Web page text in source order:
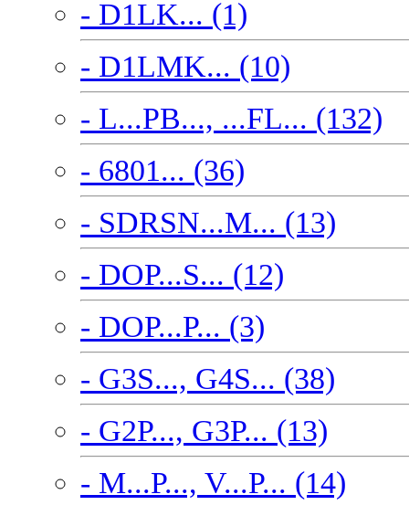
- D1LK... (1)
- D1LMK... (10)
- L...PB..., ...FL... (132)
- 6801... (36)
- SDRSN...M... (13)
- DOP...S... (12)
- DOP...P... (3)
- G3S..., G4S... (38)
- G2P..., G3P... (13)
- M...P..., V...P... (14)